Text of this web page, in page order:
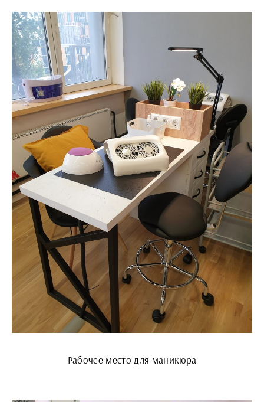
Рабочее место для маникюра